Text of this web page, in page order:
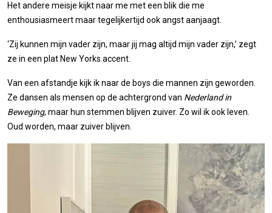
Het andere meisje kijkt naar me met een blik die me
enthousiasmeert maar tegelijkertijd ook angst aanjaagt.
‘Zij kunnen mijn vader zijn, maar jij mag altijd mijn vader zijn,’ zegt
ze in een plat New Yorks accent.
Van een afstandje kijk ik naar de boys die mannen zijn geworden.
Ze dansen als mensen op de achtergrond van Nederland in
Beweging, maar hun stemmen blijven zuiver. Zo wil ik ook leven.
Oud worden, maar zuiver blijven.